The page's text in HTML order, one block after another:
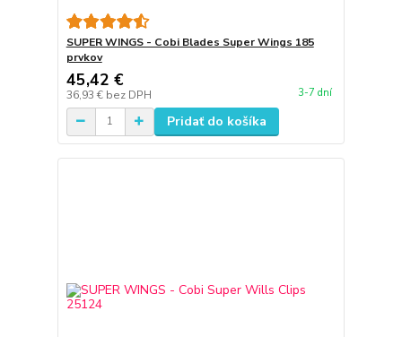
SUPER WINGS - Cobi Blades Super Wings 185
prvkov
45,42 €
36,93 € bez DPH 3-7 dní
Pridať do košíka